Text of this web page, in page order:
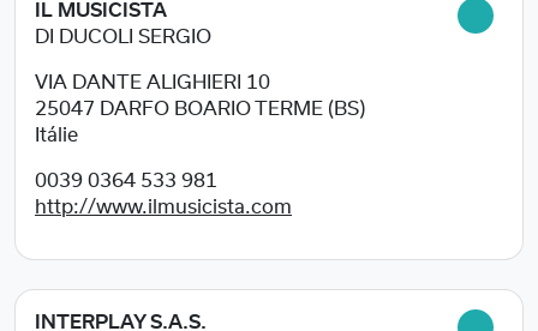
IL MUSICISTA
DI DUCOLI SERGIO
VIA DANTE ALIGHIERI 10
25047
DARFO BOARIO TERME (BS)
Itálie
0039 0364 533 981
http://www.ilmusicista.com
INTERPLAY S.A.S.